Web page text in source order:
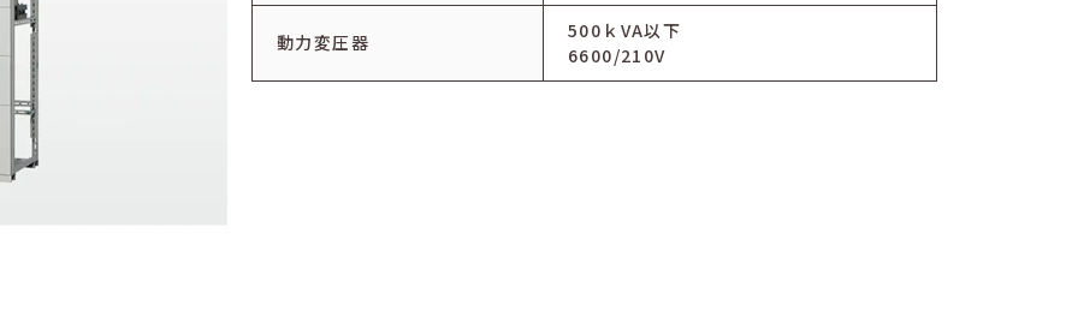
動力変圧器
500ｋVA以下
6600/210V